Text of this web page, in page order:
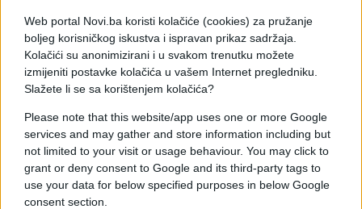
Web portal Novi.ba koristi kolačiće (cookies) za pružanje
boljeg korisničkog iskustva i ispravan prikaz sadržaja.
Kolačići su anonimizirani i u svakom trenutku možete
izmijeniti postavke kolačića u vašem Internet pregledniku.
Slažete li se sa korištenjem kolačića?
Please note that this website/app uses one or more Google
services and may gather and store information including but
not limited to your visit or usage behaviour. You may click to
grant or deny consent to Google and its third-party tags to
use your data for below specified purposes in below Google
consent section.
najgore izdanje, onda definitivno ne zaslužuje ono
najbolje!
Prije ili kasnije ćeš upoznati onog pravog.Ne,
nemojte dopustiti da se vaš ljubavni život pretvori
u vječitu potragu za Onim Pravim. Ne postoji jedan
jedini muškarac koji je savršen za vas, već postoje
stotine, tisuće, ako ne i milijuni muškaraca koji bi
vam bili savršenin partneri.